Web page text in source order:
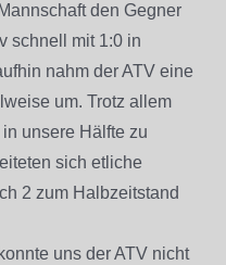
den Gegner
schnell mit 1:0 in
nahm der ATV eine
um. Trotz allem
unsere Hälfte zu
sich etliche
2 zum Halbzeitstand
uns der ATV nicht